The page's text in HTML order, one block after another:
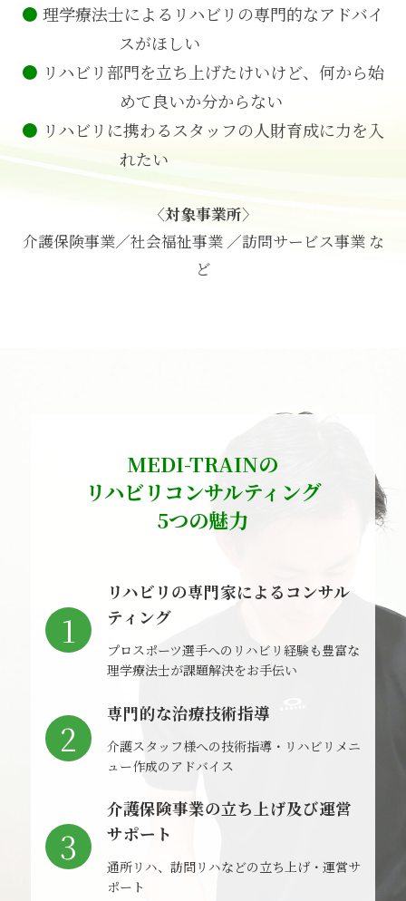
● 理学療法士によるリハビリの専門的なアドバイ
スがほしい
● リハビリ部門を立ち上げたけいけど、何から始
めて良いか分からない
● リハビリに携わるスタッフの人財育成に力を入
れたい
〈対象事業所〉
介護保険事業／社会福祉事業 ／訪問サービス事業 な
ど
MEDI-TRAINの
リハビリコンサルティング
5つの魅力
リハビリの専門家によるコンサル
ティング
プロスポーツ選手へのリハビリ経験も豊富な
理学療法士が課題解決をお手伝い
1
専門的な治療技術指導
介護スタッフ様への技術指導・リハビリメニ
ュー作成のアドバイス
2
介護保険事業の立ち上げ及び運営
サポート
通所リハ、訪問リハなどの立ち上げ・運営サ
ポート
3